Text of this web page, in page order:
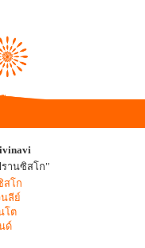
รานซิสโก"
สโก
ลีย์
โต
ด์